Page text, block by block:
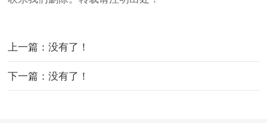
上一篇：没有了！
下一篇：没有了！